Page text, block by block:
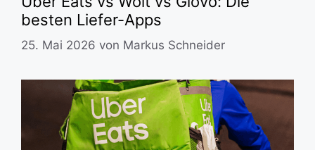
besten Liefer-Apps
25. Mai 2026 von Markus Schneider